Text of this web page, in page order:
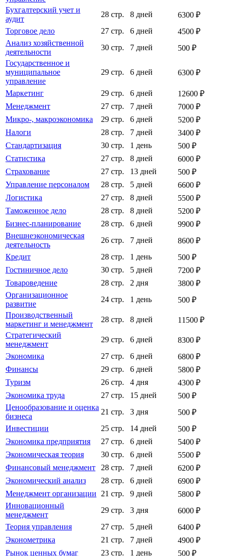
Бухгалтерский учет и
аудит
28 стр. 8 дней
6300 ₽
Торговое дело
27 стр. 6 дней
4500 ₽
Анализ хозяйственной
деятельности
30 стр. 7 дней
500 ₽
Государственное и
муниципальное
управление
29 стр. 6 дней 6300 ₽
Маркетинг 29 стр. 6 дней
12600 ₽
Менеджмент
27 стр. 7 дней
7000 ₽
Микро-, макроэкономика
29 стр. 6 дней
5200 ₽
Налоги
28 стр. 7 дней
3400 ₽
Стандартизация
30 стр. 1 день
500 ₽
Статистика
27 стр. 8 дней
6000 ₽
Страхование
27 стр. 13 дней
500 ₽
Управление персоналом
28 стр. 5 дней
6600 ₽
Логистика
27 стр. 8 дней
5500 ₽
Таможенное дело
28 стр. 8 дней
5200 ₽
Бизнес-планирование
28 стр. 6 дней
9900 ₽
Внешнеэкономическая
деятельность
26 стр. 7 дней
8600 ₽
Кредит
28 стр. 1 день
500 ₽
Гостиничное дело
30 стр. 5 дней
7200 ₽
Товароведение
28 стр. 2 дня
3800 ₽
Организационное
развитие
24 стр. 1 день
500 ₽
Производственный
маркетинг и менеджмент
28 стр. 8 дней
11500 ₽
Стратегический
менеджмент
29 стр. 6 дней
8300 ₽
Экономика
27 стр. 6 дней
6800 ₽
Финансы
29 стр. 6 дней
5800 ₽
Туризм
26 стр. 4 дня
4300 ₽
Экономика труда
27 стр. 15 дней
500 ₽
Ценообразование и оценка
бизнеса
21 стр. 3 дня
500 ₽
Инвестиции
25 стр. 14 дней
500 ₽
Экономика предприятия
27 стр. 6 дней
5400 ₽
Экономическая теория
30 стр. 6 дней
5500 ₽
Финансовый менеджмент
28 стр. 7 дней
6200 ₽
Экономический анализ
28 стр. 6 дней
6900 ₽
Менеджмент организации
21 стр. 9 дней
5800 ₽
Инновационный
менеджмент
29 стр. 3 дня
6000 ₽
Теория управления
27 стр. 5 дней
6400 ₽
Эконометрика
21 стр. 7 дней
4900 ₽
Рынок ценных бумаг
23 стр. 1 день
500 ₽